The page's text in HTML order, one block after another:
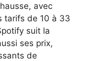
avec
tarifs de 10 à 33
suit la
ses prix,
de